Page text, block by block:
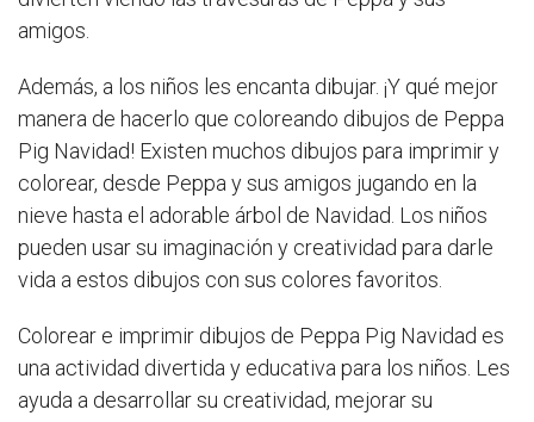
amigos.
Además, a los niños les encanta dibujar. ¡Y qué mejor
manera de hacerlo que coloreando dibujos de Peppa
Pig Navidad! Existen muchos dibujos para imprimir y
colorear, desde Peppa y sus amigos jugando en la
nieve hasta el adorable árbol de Navidad. Los niños
pueden usar su imaginación y creatividad para darle
vida a estos dibujos con sus colores favoritos.
Colorear e imprimir dibujos de Peppa Pig Navidad es
una actividad divertida y educativa para los niños. Les
ayuda a desarrollar su creatividad, mejorar su